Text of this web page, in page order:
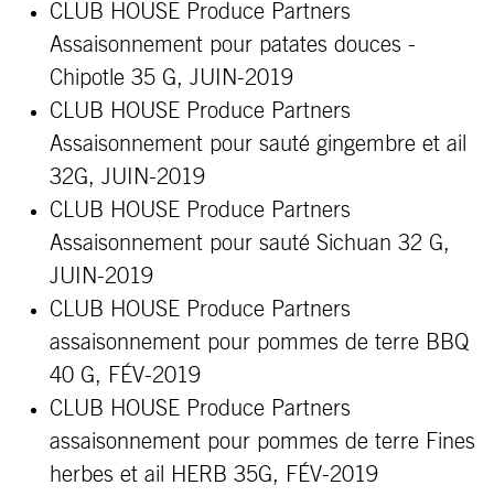
CLUB HOUSE Produce Partners
Assaisonnement pour patates douces -
Chipotle 35 G, JUIN-2019
CLUB HOUSE Produce Partners
Assaisonnement pour sauté gingembre et ail
32G, JUIN-2019
CLUB HOUSE Produce Partners
Assaisonnement pour sauté Sichuan 32 G,
JUIN-2019
CLUB HOUSE Produce Partners
assaisonnement pour pommes de terre BBQ
40 G, FÉV-2019
CLUB HOUSE Produce Partners
assaisonnement pour pommes de terre Fines
herbes et ail HERB 35G, FÉV-2019